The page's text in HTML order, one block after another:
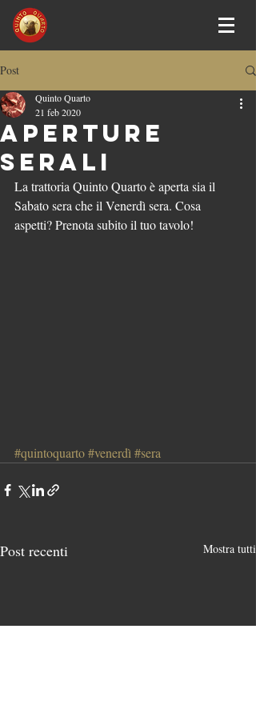
Post
APERTURE
SERALI
Quinto Quarto
21 feb 2020
La trattoria Quinto Quarto è aperta sia il
Sabato sera che il Venerdì sera. Cosa
aspetti? Prenota subito il tuo tavolo!
#quintoquarto#venerdì #sera
Post recenti Mostra tutti